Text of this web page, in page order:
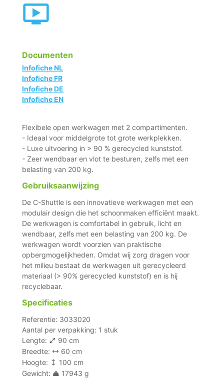
Documenten
Infofiche NL
Infofiche FR
Infofiche DE
Infofiche EN
Flexibele open werkwagen met 2 compartimenten.
- Ideaal voor middelgrote tot grote werkplekken.
- Luxe uitvoering in > 90 % gerecycled kunststof.
- Zeer wendbaar en vlot te besturen, zelfs met een
belasting van 200 kg.
Gebruiksaanwijzing
De C-Shuttle is een innovatieve werkwagen met een
modulair design die het schoonmaken efficiënt maakt.
De werkwagen is comfortabel in gebruik, licht en
wendbaar, zelfs met een belasting van 200 kg. De
werkwagen wordt voorzien van praktische
opbergmogelijkheden. Omdat wij zorg dragen voor
het milieu bestaat de werkwagen uit gerecycleerd
materiaal (> 90% gerecycled kunststof) en is hij
recyclebaar.
Specificaties
Referentie: 3033020
Aantal per verpakking: 1 stuk
Lengte:
90 cm
Breedte:
60 cm
Hoogte:
100 cm
Gewicht:
17943 g